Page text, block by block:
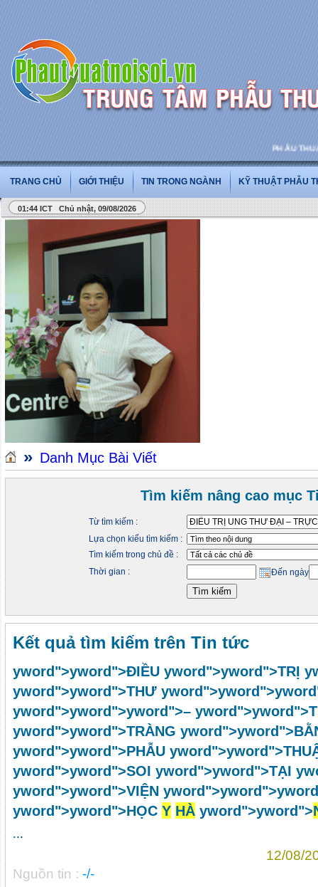
PHẪU
TRANG CHỦ GIỚI THIỆU TIN TRONG NGÀNH KỸ THUẬT PHẪU
01:44 ICT Chủ nhật, 09/08/2026
» Danh Mục Bài Viết
Tìm kiếm nâng cao mục
Từ tìm kiếm :
Lựa chọn kiểu tìm kiếm :
Tìm kiếm trong chủ đề :
Thời gian :
Đến ngày
Kết quả tìm kiếm trên Tin tức
yword">yword">ĐIỀU yword">yword">TRỊ y
yword">yword">THƯ yword">yword">y
yword">yword">yword">– yword">y
yword">yword">TRÀNG yword">y
yword">yword">PHẪU yword">y
yword">yword">SOI yword">yword">TẠI y
yword">yword">VIỆN yword">yword">y
yword">yword">HỌC Y HÀ yword">yword">
...
12/08/
Nguồn tin : -/-